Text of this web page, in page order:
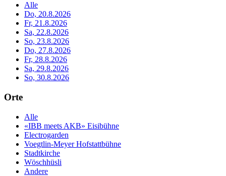
Alle
Do, 20.8.2026
Fr, 21.8.2026
Sa, 22.8.2026
So, 23.8.2026
Do, 27.8.2026
Fr, 28.8.2026
Sa, 29.8.2026
So, 30.8.2026
Orte
Alle
«IBB meets AKB» Eisibühne
Electrogarden
Voegtlin-Meyer Hofstattbühne
Stadtkirche
Wöschhüsli
Andere